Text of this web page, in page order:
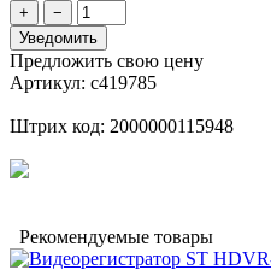
+
−
Уведомить
Предложить свою цену
Артикул: с419785
Штрих код: 2000000115948
Рекомендуемые товары